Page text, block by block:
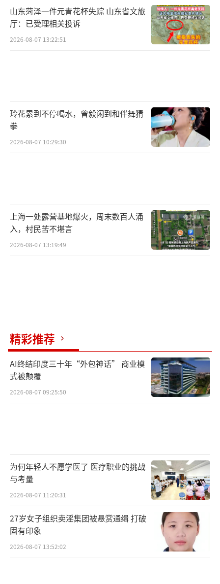
山东菏泽一件元青花杯失踪 山东省文旅
厅：已受理相关投诉
2026-08-07 13:22:51
玲花累到不停喝水，曾毅闲到和伴舞猜
拳
2026-08-07 10:29:30
上海一处露营基地爆火，周末数百人涌
入，村民苦不堪言
2026-08-07 13:19:49
精彩推荐
AI终结印度三十年“外包神话” 商业模
式被颠覆
2026-08-07 09:25:50
为何年轻人不愿学医了 医疗职业的挑战
与考量
2026-08-07 11:20:31
27岁女子组织卖淫集团被悬赏通缉 打破
固有印象
2026-08-07 13:52:02